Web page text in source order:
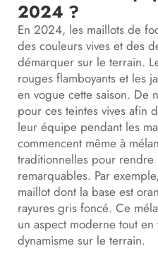
2024 ?
En 2024, les maillots de
des couleurs vives et des
démarquer sur le terrain.
rouges flamboyants et les
en vogue cette saison. De
pour ces teintes vives afin
leur équipe pendant les
commencent même à
traditionnelles pour
remarquables. Par
maillot dont la base est
rayures gris foncé. Ce
un aspect moderne tout
dynamisme sur le terrain.